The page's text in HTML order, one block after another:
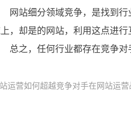
站细分领域竞争，是找到行
，却是的网站，利用这点进
之，任何行业都存在竞争对手
运营如何超越竞争对手在网站运